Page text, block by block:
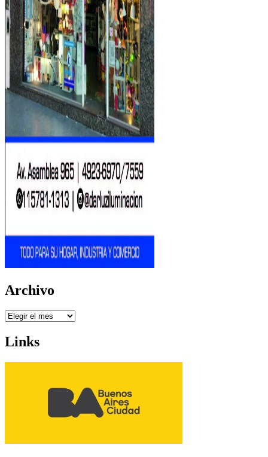
Archivo
Archivo
Links